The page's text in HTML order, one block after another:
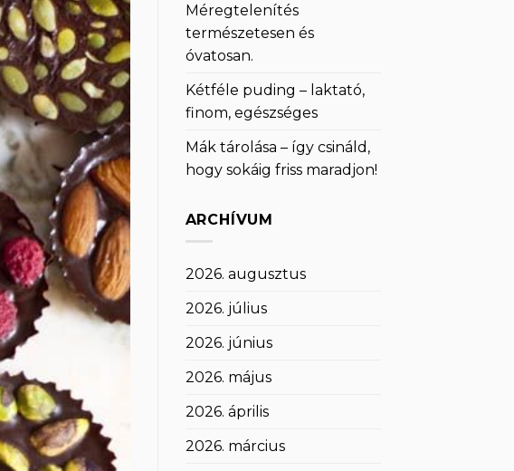
Méregtelenítés
természetesen és
óvatosan.
Kétféle puding – laktató,
finom, egészséges
Mák tárolása – így csináld,
hogy sokáig friss maradjon!
ARCHÍVUM
2026. augusztus
2026. július
2026. június
2026. május
2026. április
2026. március